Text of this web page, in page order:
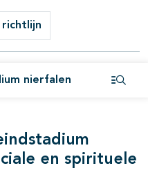
richtlijn
nierfalen
en spirituele